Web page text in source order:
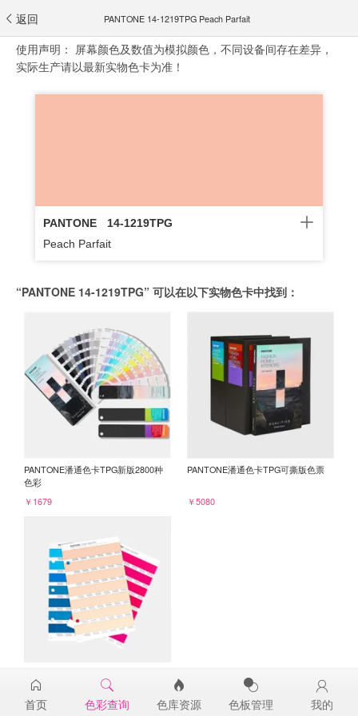
返回 PANTONE 14-1219TPG Peach Parfait
使用声明： 屏幕颜色及数值为模拟颜色，不同设备间存在差异，
实际生产请以最新实物色卡为准！
PANTONE
14-1219TPG
Peach Parfait
“PANTONE 14-1219TPG” 可以在以下实物色卡中找到：
PANTONE潘通色卡TPG新版2800种
色彩
￥1679
PANTONE潘通色卡TPG可撕版色票
￥5080
14-1219TPG
￥98
首页 色彩查询 色库资源 色板管理 我的